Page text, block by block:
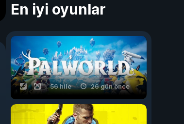
En iyi oyunlar
56 hile 26 gün önce